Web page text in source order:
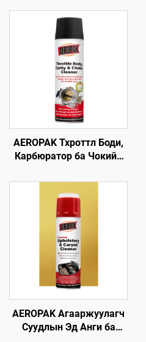
AEROPAK Тхроттл Боди,
Карбюратор ба Чокийн
Машины Карб Цэвэрлэгч
AEROPAK Агааржуулагч
Суудлын Эд Анги ба